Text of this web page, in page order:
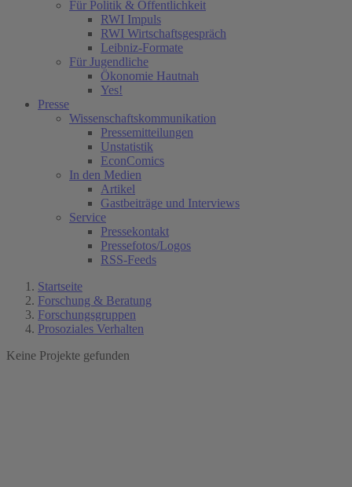
Für Politik & Öffentlichkeit
RWI Impuls
RWI Wirtschaftsgespräch
Leibniz-Formate
Für Jugendliche
Ökonomie Hautnah
Yes!
Presse
Wissenschaftskommunikation
Pressemitteilungen
Unstatistik
EconComics
In den Medien
Artikel
Gastbeiträge und Interviews
Service
Pressekontakt
Pressefotos/Logos
RSS-Feeds
Startseite
Forschung & Beratung
Forschungsgruppen
Prosoziales Verhalten
Keine Projekte gefunden